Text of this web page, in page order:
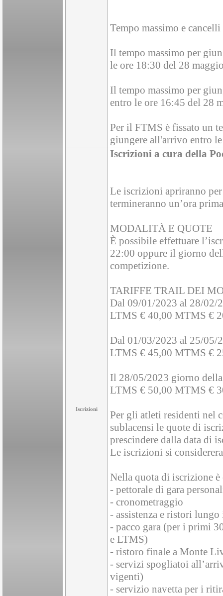
Tempo massimo e
Il tempo massimo per
le ore 18:30 del 28
Il tempo massimo per
entro le ore 16:45 del 28
Per il FTMS è fissato un
giungere all'arrivo entro
Iscrizioni
Iscrizioni a cura della
Le iscrizioni apriranno
termineranno un’ora
MODALITÀ E QUOTE
È possibile effettuare
22:00 oppure il giorno
competizione.
TARIFFE TRAIL DEI
Dal 09/01/2023 al 28/02/
LTMS € 40,00 MTMS €
Dal 01/03/2023 al 25/05/
LTMS € 45,00 MTMS €
Il 28/05/2023 giorno
LTMS € 50,00 MTMS €
Per gli atleti residenti nel
sublacensi le quote di
prescindere dalla data di
Le iscrizioni si
Nella quota di iscrizione è
- pettorale di gara
- cronometraggio
- assistenza e ristori
- pacco gara (per i primi
e LTMS)
- ristoro finale a Monte
- servizi spogliatoi
vigenti)
- servizio navetta per i